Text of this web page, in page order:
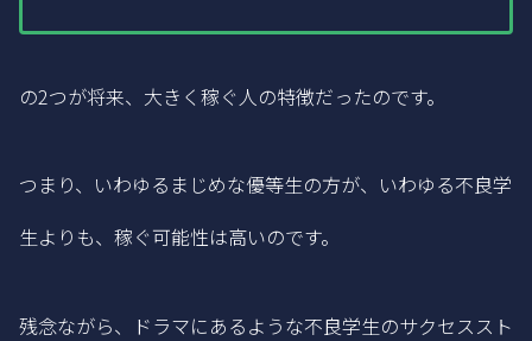
の2つが将来、大きく稼ぐ人の特徴だったのです。
つまり、いわゆるまじめな優等生の方が、いわゆる不良学
生よりも、稼ぐ可能性は高いのです。
残念ながら、ドラマにあるような不良学生のサクセススト